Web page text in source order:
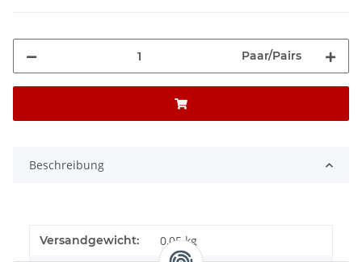
Paar/Pairs
Beschreibung
Versandgewicht: 0,05 kg